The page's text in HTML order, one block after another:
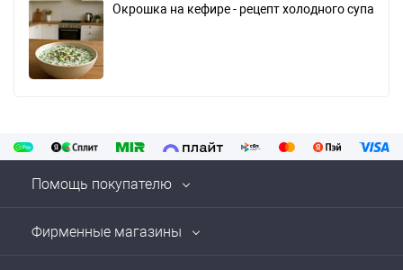
Окрошка на кефире - рецепт холодного супа
Помощь покупателю
Фирменные магазины